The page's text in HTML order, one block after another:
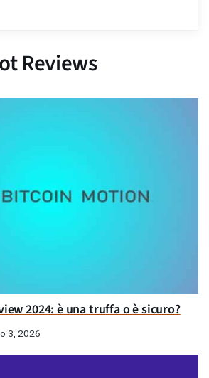
Reviews
2024: è una truffa o è sicuro?
3, 2026